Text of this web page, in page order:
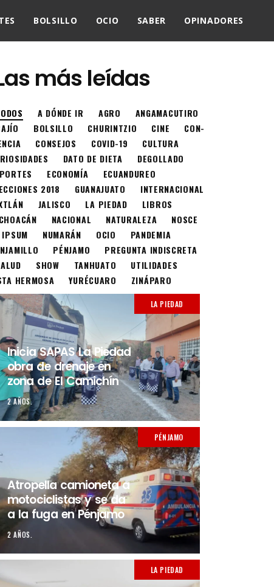
BOLSILLO OCIO SABER OPINADORES
más leídas
A DÓNDE IR AGRO
ANGAMACUTIRO
BOLSILLO CHURINTZIO CINE
CON-
CONSEJOS COVID-19
CULTURA
DATO DE DIETA
DEGOLLADO
ECONOMÍA
ECUANDUREO
2018
GUANAJUATO
INTERNACIONAL
JALISCO LA PIEDAD
LIBROS
NACIONAL NATURALEZA
NOSCE
NUMARÁN OCIO
PANDEMIA
PÉNJAMO
PREGUNTA INDISCRETA
SHOW TANHUATO
UTILIDADES
HERMOSA
YURÉCUARO ZINÁPARO
LA PIEDAD
Inicia SAPAS La Piedad
obra de drenaje en
zona de El Camichín
2 AÑOS.
PÉNJAMO
Atropella camioneta a
motociclistas y se da
a la fuga en Pénjamo
2 AÑOS.
LA PIEDAD